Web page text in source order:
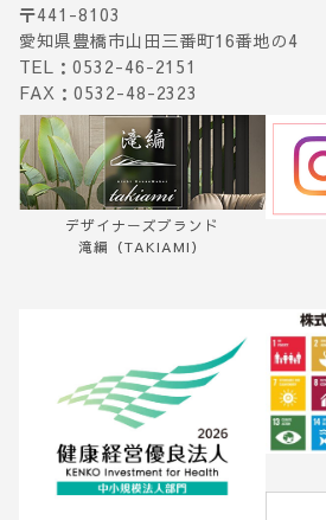
〒441-8103
愛知県豊橋市山田三番町16番地の4
TEL：0532-46-2151
FAX：0532-48-2323
デザイナーズブランド
滝編（TAKIAMI）